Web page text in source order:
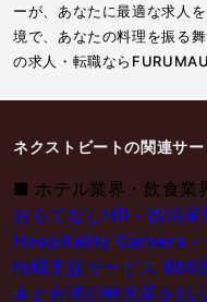
ーが、あなたに最適な求人
境で、あなたの料理を振る
の求人・転職ならFURUMAU
ネクストビートの関連サー
■ ホテル業界・飲食業
おもてなしHR - 宿泊
Hospitality Careers -
転職支援サービス 886
本と台湾の観光業を結